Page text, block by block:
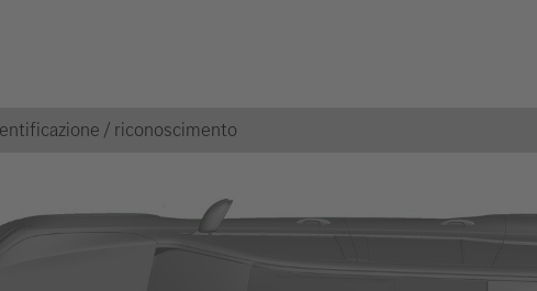
/ riconoscimento